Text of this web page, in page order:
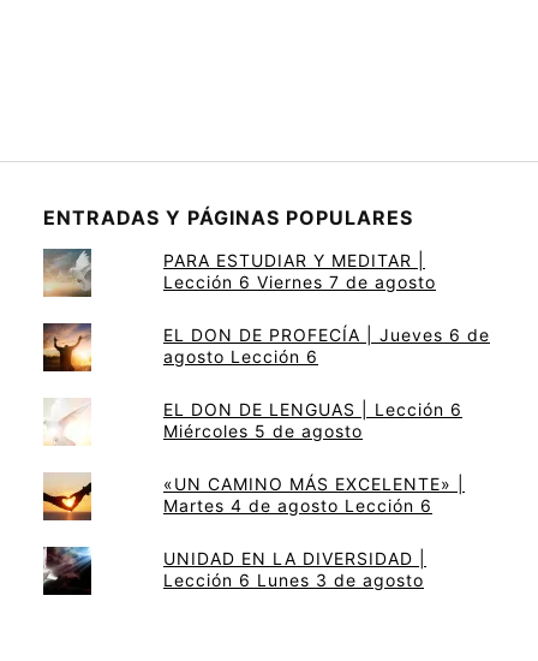
ENTRADAS Y PÁGINAS POPULARES
PARA ESTUDIAR Y MEDITAR |
Lección 6 Viernes 7 de agosto
EL DON DE PROFECÍA | Jueves 6 de
agosto Lección 6
EL DON DE LENGUAS | Lección 6
Miércoles 5 de agosto
«UN CAMINO MÁS EXCELENTE» |
Martes 4 de agosto Lección 6
UNIDAD EN LA DIVERSIDAD |
Lección 6 Lunes 3 de agosto